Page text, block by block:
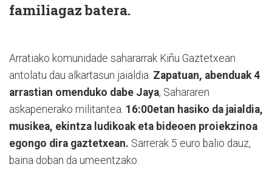
familiagaz batera.
Arratiako komunidade sahararrak Kiñu Gaztetxean
antolatu dau alkartasun jaialdia. Zapatuan, abenduak 4
arrastian omenduko dabe Jaya, Sahararen
askapenerako militantea. 16:00etan hasiko da jaialdia,
musikea, ekintza ludikoak eta bideoen proiekzinoa
egongo dira gaztetxean. Sarrerak 5 euro balio dauz,
baina doban da umeentzako.